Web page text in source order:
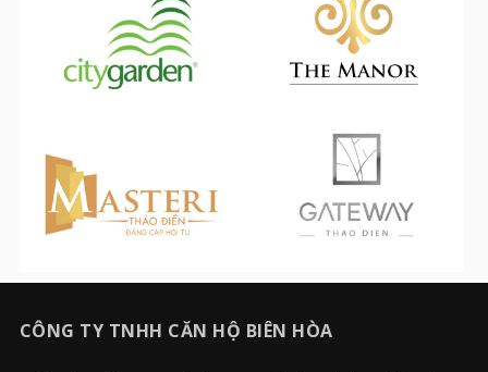
CÔNG TY TNHH CĂN HỘ BIÊN HÒA